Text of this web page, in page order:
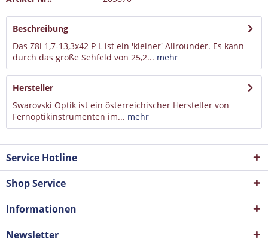
Beschreibung
Das Z8i 1,7-13,3x42 P L ist ein 'kleiner' Allrounder. Es kann
durch das große Sehfeld von 25,2... mehr
Hersteller
Swarovski Optik ist ein österreichischer Hersteller von
Fernoptikinstrumenten im... mehr
Service Hotline
Shop Service
Informationen
Newsletter